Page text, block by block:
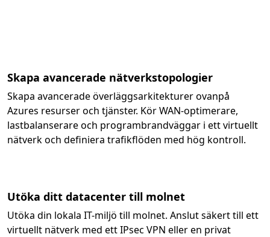
Skapa avancerade nätverkstopologier
Skapa avancerade överläggsarkitekturer ovanpå
Azures resurser och tjänster. Kör WAN-optimerare,
lastbalanserare och programbrandväggar i ett virtuellt
nätverk och definiera trafikflöden med hög kontroll.
Utöka ditt datacenter till molnet
Utöka din lokala IT-miljö till molnet. Anslut säkert till ett
virtuellt nätverk med ett IPsec VPN eller en privat